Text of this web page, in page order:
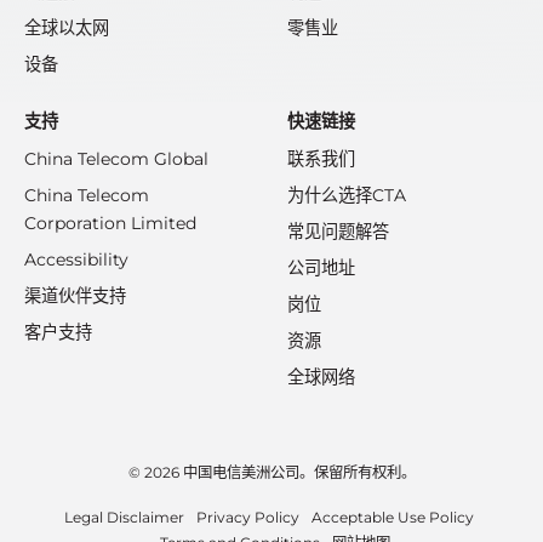
全球以太网
设备
零售业
支持
China Telecom Global
China Telecom
Corporation Limited
Accessibility
渠道伙伴支持
客户支持
快速链接
联系我们
为什么选择CTA
常见问题解答
公司地址
岗位
资源
全球网络
© 2026 中国电信美洲公司。保留所有权利。
Legal Disclaimer Privacy Policy
Acceptable Use Policy